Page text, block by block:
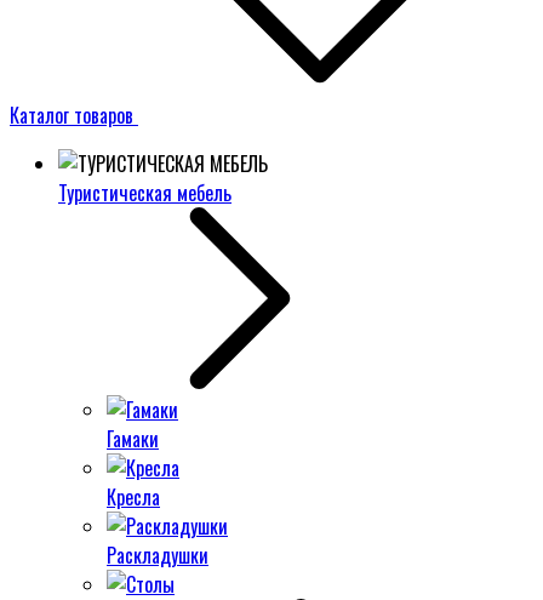
Каталог товаров
Туристическая мебель
Гамаки
Кресла
Раскладушки